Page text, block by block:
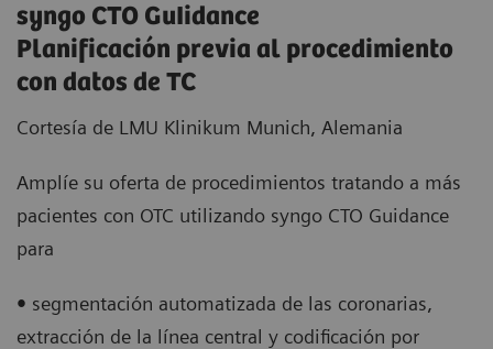
syngo CTO GuIidance
Planificación previa al procedimiento
con datos de TC
Cortesía de LMU Klinikum Munich, Alemania
Amplíe su oferta de procedimientos tratando a más
pacientes con OTC utilizando syngo CTO Guidance
para
• segmentación automatizada de las coronarias,
extracción de la línea central y codificación por